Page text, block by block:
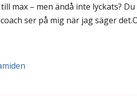
– men ändå inte lyckats?
ser på mig när jag säger